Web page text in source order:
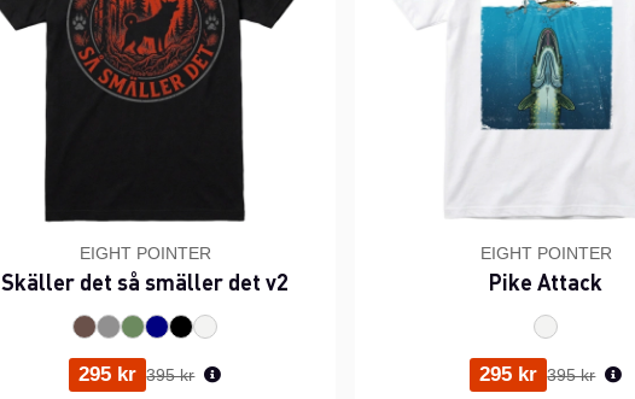
EIGHT POINTER
Skäller det så smäller det v2
295 kr Ordinarie pris:
395 kr
EIGHT POINTER
Pike Attack
295 kr Ordinarie
395 kr